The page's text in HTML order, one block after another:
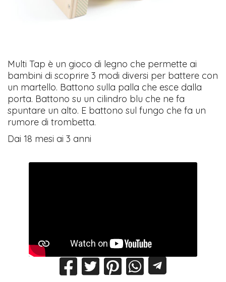
Multi Tap è un gioco di legno che permette ai
bambini di scoprire 3 modi diversi per battere con
un martello. Battono sulla palla che esce dalla
porta. Battono su un cilindro blu che ne fa
spuntare un alto. E battono sul fungo che fa un
rumore di trombetta.
Dai 18 mesi ai 3 anni